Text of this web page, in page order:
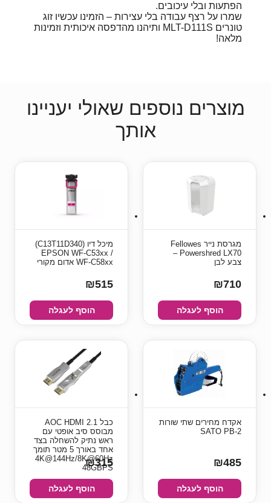
הפתעות ובלי עיכובים.
שמרו על רצף עבודה בלי עצירות – הזמינו עכשיו זוג
טונרים MLT-D111S ותיהנו מהדפסה איכותית וזמינות
מלאה!
מוצרים נוספים שאולי יעניינו
אותך
מגרסת נייר Fellowes
Powershred LX70 –
צבע לבן
₪710
הוסף לעגלה
מיכל דיו (C13T11D340)
EPSON WF-C53xx /
WF-C58xx אדום מקורי
₪515
הוסף לעגלה
אקדח מחירים שתי שורות
SATO PB-2
₪485
הוסף לעגלה
כבל AOC HDMI 2.1
מבוסס סיב אופטי עם
ראש נתיק להשחלה בצד
אחד באורך 5 מטר תומך
4K@144Hz/8K@60Hz
48GBPS
₪315
הוסף לעגלה